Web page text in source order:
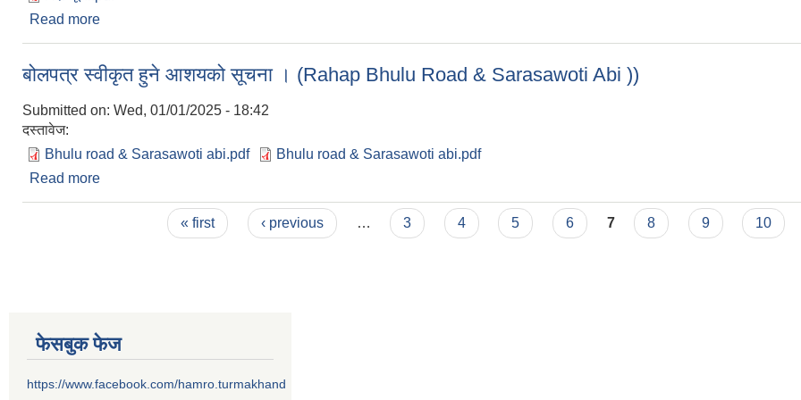
Read more
बोलपत्र स्वीकृत हुने आशयको सूचना । (Rahap Bhulu Road & Sarasawoti Abi ))
Submitted on: Wed, 01/01/2025 - 18:42
दस्तावेज:
Bhulu road & Sarasawoti abi.pdf
Bhulu road & Sarasawoti abi.pdf
Read more
« first ‹ previous … 3 4 5 6 7 8 9 10
फेसबुक फेज
https://www.facebook.com/hamro.turmakhand